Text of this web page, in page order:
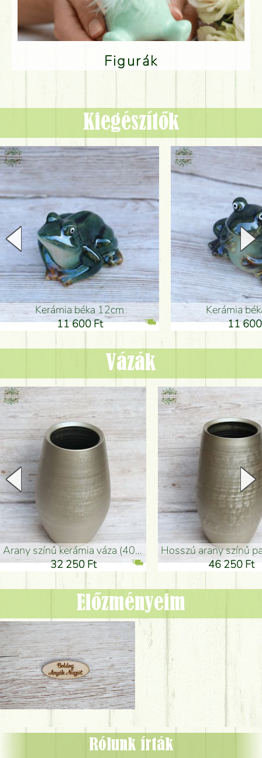
Figurák
Kiegészítők
Kerámia béka 12cm
11 600 Ft
Kerámia
11
Vázák
arany színű kerámia váza (40x26cm)
32 250 Ft
hosszú arany színű
46 250 Ft
Előzményeim
Rólunk írták